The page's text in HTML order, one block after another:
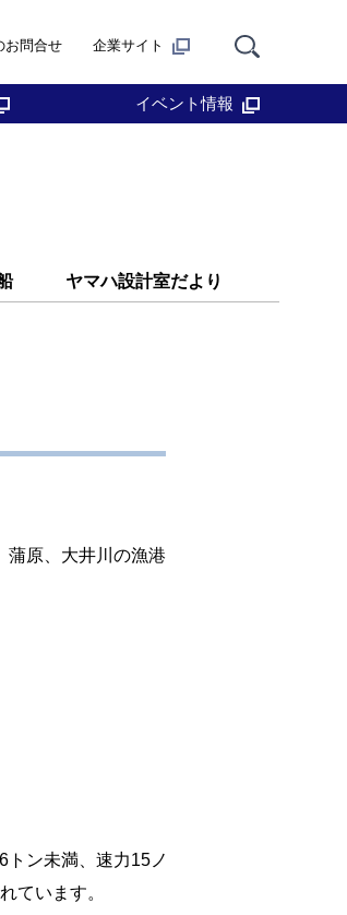
お問合せ 企業サイト
イベント情報
ヤマハ設計室だより
蒲原、大井川の漁港
ン未満、速力15ノ
ています。